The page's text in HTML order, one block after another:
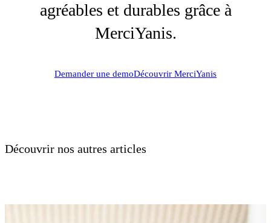
agréables et durables grâce à
MerciYanis.
Demander une demoDécouvrir MerciYanis
Découvrir nos autres articles